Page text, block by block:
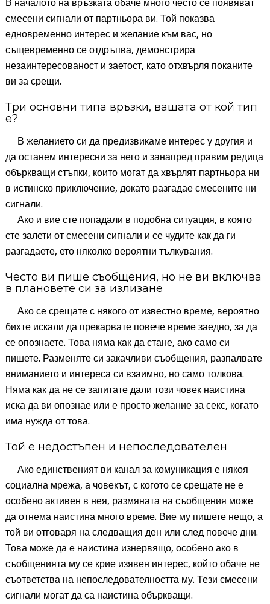
В началото на връзката обаче много често се появяват
смесени сигнали от партньора ви. Той показва
едновременно интерес и желание към вас, но
същевременно се отдръпва, демонстрира
незаинтересованост и заетост, като отхвърля поканите
ви за срещи.
Три основни типа връзки, вашата от кой тип
е?
В желанието си да предизвикаме интерес у другия и
да останем интересни за него и занапред правим редица
объркващи стъпки, които могат да хвърлят партньора ни
в истинско приключение, докато разгадае смесените ни
сигнали.
Ако и вие сте попадали в подобна ситуация, в която
сте залети от смесени сигнали и се чудите как да ги
разгадаете, ето няколко вероятни тълкувания.
Често ви пише съобщения, но не ви включва
в плановете си за излизане
Ако се срещате с някого от известно време, вероятно
бихте искали да прекарвате повече време заедно, за да
се опознаете. Това няма как да стане, ако само си
пишете. Разменяте си закачливи съобщения, разпалвате
вниманието и интереса си взаимно, но само толкова.
Няма как да не се запитате дали този човек наистина
иска да ви опознае или е просто желание за секс, когато
има нужда от това.
Той е недостъпен и непоследователен
Ако единственият ви канал за комуникация е някоя
социална мрежа, а човекът, с когото се срещате не е
особено активен в нея, размяната на съобщения може
да отнема наистина много време. Вие му пишете нещо, а
той ви отговаря на следващия ден или след повече дни.
Това може да е наистина изнервящо, особено ако в
съобщенията му се крие изявен интерес, който обаче не
съответства на непоследователността му. Тези смесени
сигнали могат да са наистина объркващи.